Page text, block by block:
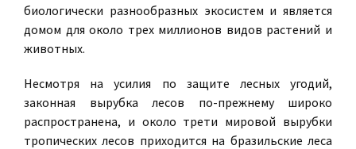
биологически разнообразных экосистем и является
домом для около трех миллионов видов растений и
животных.
Несмотря на усилия по защите лесных угодий,
законная вырубка лесов по-прежнему широко
распространена, и около трети мировой вырубки
тропических лесов приходится на бразильские леса